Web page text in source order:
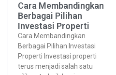
Cara Membandingkan
Berbagai Pilihan
Investasi Properti
Cara Membandingkan
Berbagai Pilihan Investasi
Properti Investasi properti
terus menjadi salah satu